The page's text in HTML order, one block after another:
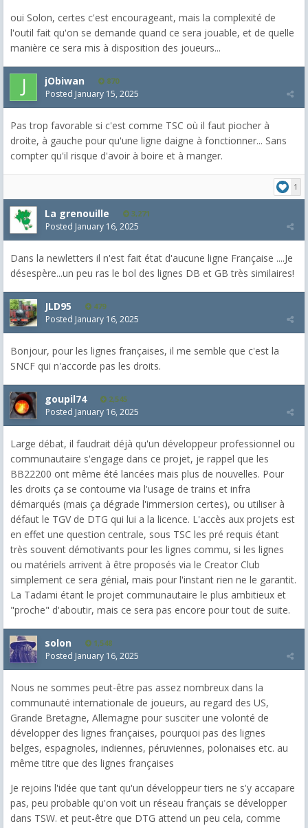
oui Solon, certes c'est encourageant, mais la complexité de
l'outil fait qu'on se demande quand ce sera jouable, et de quelle
manière ce sera mis à disposition des joueurs...
jObiwan 870
Posted January 15, 2025
Pas trop favorable si c'est comme TSC où il faut piocher à
droite, à gauche pour qu'une ligne daigne à fonctionner... Sans
compter qu'il risque d'avoir à boire et à manger.
1
La grenouille 3,271
Posted January 16, 2025
Dans la newletters il n'est fait état d'aucune ligne Française ....Je
désespère...un peu ras le bol des lignes DB et GB très similaires!
JLD95 479
Posted January 16, 2025
Bonjour, pour les lignes françaises, il me semble que c'est la
SNCF qui n'accorde pas les droits.
goupil74 2,545
Posted January 16, 2025
Large débat, il faudrait déjà qu'un développeur professionnel ou
communautaire s'engage dans ce projet, je rappel que les
BB22200 ont même été lancées mais plus de nouvelles. Pour
les droits ça se contourne via l'usage de trains et infra
démarqués (mais ça dégrade l'immersion certes), ou utiliser à
défaut le TGV de DTG qui lui a la licence. L'accès aux projets est
en effet une question centrale, sous TSC les pré requis étant
très souvent démotivants pour les lignes commu, si les lignes
ou matériels arrivent à être proposés via le Creator Club
simplement ce sera génial, mais pour l'instant rien ne le garantit.
La Tadami étant le projet communautaire le plus ambitieux et
"proche" d'aboutir, mais ce sera pas encore pour tout de suite.
solon 1,548
Posted January 16, 2025
Nous ne sommes peut-être pas assez nombreux dans la
communauté internationale de joueurs, au regard des US,
Grande Bretagne, Allemagne pour susciter une volonté de
développer des lignes françaises, pourquoi pas des lignes
belges, espagnoles, indiennes, péruviennes, polonaises etc. au
même titre que des lignes françaises
Je rejoins l'idée que tant qu'un développeur tiers ne s'y accapare
pas, peu probable qu'on voit un réseau français se développer
dans TSW. et peut-être que DTG attend un peu cela, comme